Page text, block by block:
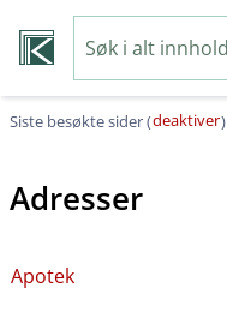
Siste besøkte sider (deaktiver)
Adresser
Apotek